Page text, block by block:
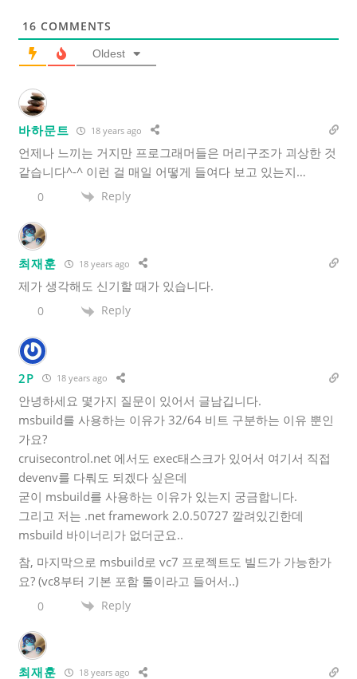
16 COMMENTS
Oldest
바하문트 18 years ago
언제나 느끼는 거지만 프로그래머들은 머리구조가 괴상한 것
같습니다^-^ 이런 걸 매일 어떻게 들여다 보고 있는지…
0 Reply
최재훈 18 years ago
제가 생각해도 신기할 때가 있습니다.
0 Reply
2P 18 years ago
안녕하세요 몇가지 질문이 있어서 글남깁니다.
msbuild를 사용하는 이유가 32/64 비트 구분하는 이유 뿐인
가요?
cruisecontrol.net 에서도 exec태스크가 있어서 여기서 직접
devenv를 다뤄도 되겠다 싶은데
굳이 msbuild를 사용하는 이유가 있는지 궁금합니다.
그리고 저는 .net framework 2.0.50727 깔려있긴한데
msbuild 바이너리가 없더군요..
참, 마지막으로 msbuild로 vc7 프로젝트도 빌드가 가능한가
요? (vc8부터 기본 포함 툴이라고 들어서..)
0 Reply
최재훈 18 years ago